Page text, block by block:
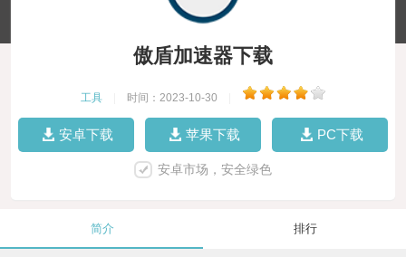
傲盾加速器下载
工具 时间：2023-10-30
安卓下载 苹果下载 PC下载
安卓市场，安全绿色
简介 排行